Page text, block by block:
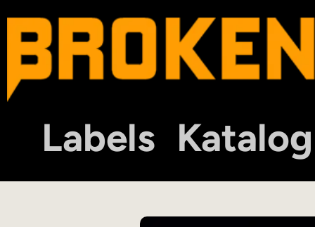
Labels Katalog